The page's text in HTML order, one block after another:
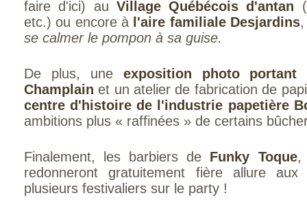
faire d'ici) au Village Québécois d'antan
etc.) ou encore à l'aire familiale Desjardins,
se calmer le pompon à sa guise.
De plus, une exposition photo
Champlainet un atelier de fabrication de
centre d'histoire de l'industrie papetière
ambitions plus « raffinées » de certains
Finalement, les barbiers de Funky Toque
redonneront gratuitement fière allure
plusieurs festivaliers sur le party !